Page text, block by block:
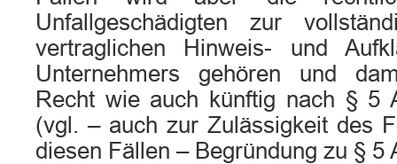
Unfallgeschädigten zur
vertraglichen Hinweis- und
Unternehmers gehören und
Recht wie auch künftig nach § 5
(vgl. – auch zur Zulässigkeit des
diesen Fällen – Begründung zu § 5